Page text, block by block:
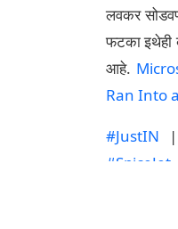
लवकर
फटका इथेही
आहे.
Ran Into
#JustIN |
#SpiceJet